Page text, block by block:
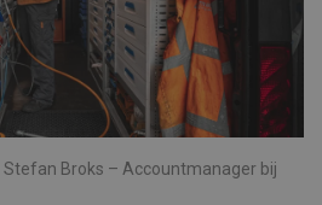
Stefan Broks – Accountmanager bij